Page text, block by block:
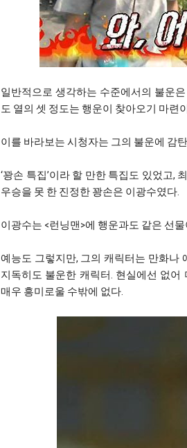
일반적으로 생각하는 수준에서의 불운
도 열의 셋 정도는 행운이 찾아오기 마련
이를 바라보는 시청자는 그의 불운에 감
‘꽝손 특집’이라 할 만한 특집도 있었고,
우승을 못 한 진정한 꽝손은 이광수였다.
이광수는 <런닝맨>에 행운과도 같은 선
예능도 그렇지만, 그의 캐릭터는 만화나
지독히도 불운한 캐릭터. 현실에선 없
매우 흥미로울 수밖에 없다.